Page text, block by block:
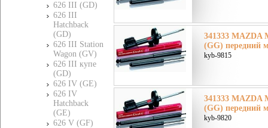
626 III (GD)
626 III
Hatchback
(GD)
626 III Station
Wagon (GV)
626 III купе
(GD)
626 IV (GE)
626 IV
Hatchback
(GE)
626 V (GF)
341333 MAZDA
(GG) передний
kyb-9815
341333 MAZDA
(GG) передний
kyb-9820